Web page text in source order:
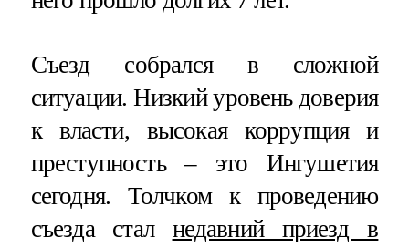
Съезд собрался в сложной
ситуации. Низкий уровень доверия
к власти, высокая коррупция и
преступность – это Ингушетия
сегодня. Толчком к проведению
съезда стал недавний приезд в